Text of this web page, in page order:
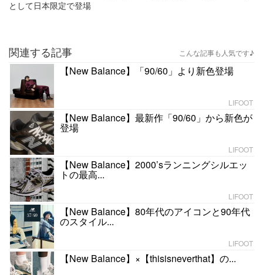
として日本限定で登場
関連する記事 こんな記事も人気です♪
【New Balance】「90/60」より新色登場
LIFOOT
【New Balance】最新作「90/60」から新色が
登場
LIFOOT
【New Balance】2000’sランニングシルエッ
トの最高...
LIFOOT
【New Balance】80年代のアイコンと90年代
のスタイル...
LIFOOT
【New Balance】×【thisisneverthat】の...